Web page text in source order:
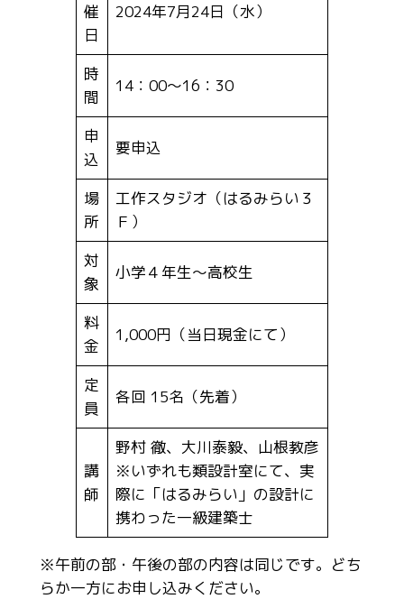
催
日
2024年7月24日（水）
時
間
14：00～16：30
申
込
要申込
場
所
工作スタジオ（はるみらい３
Ｆ）
対
象
小学４年生～高校生
料
金
1,000円（当日現金にて）
定
員
各回 15名（先着）
講
師
野村 徹、大川泰毅、山根教彦
※いずれも類設計室にて、実
際に「はるみらい」の設計に
携わった一級建築士
※午前の部・午後の部の内容は同じです。どち
らか一方にお申し込みください。